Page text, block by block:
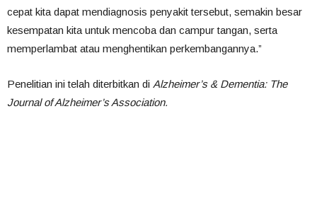
cepat kita dapat mendiagnosis penyakit tersebut, semakin besar
kesempatan kita untuk mencoba dan campur tangan, serta
memperlambat atau menghentikan perkembangannya.”
Penelitian ini telah diterbitkan di Alzheimer’s & Dementia: The
Journal of Alzheimer’s Association.